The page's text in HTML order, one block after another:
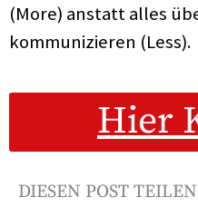
(More) anstatt alles
kommunizieren (Less).
Hier
DIESEN POST TEILEN